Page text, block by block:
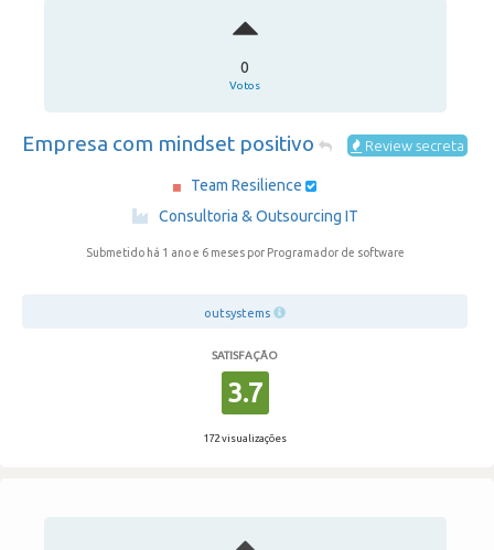
0
Votos
Empresa com mindset positivo Review secreta
Team Resilience
·
Consultoria & Outsourcing IT
Submetido há 1 ano e 6 meses por Programador de software
outsystems
SATISFAÇÃO
3.7
172 visualizações